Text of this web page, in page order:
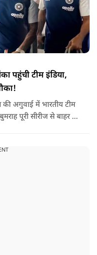
पहुंची टीम इंडिया,
अगुवाई में भारतीय टीम
पूरी सीरीज से बाहर हो